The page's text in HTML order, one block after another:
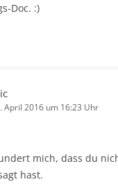
Doc. :)
April 2016 um 16:23 Uhr
mich, dass du
hast.